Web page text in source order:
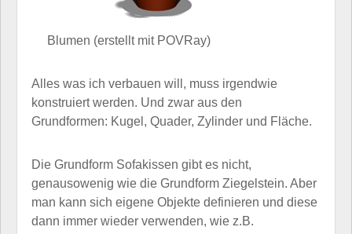
Blumen (erstellt mit POVRay)
Alles was ich verbauen will, muss irgendwie
konstruiert werden. Und zwar aus den
Grundformen: Kugel, Quader, Zylinder und Fläche.
Die Grundform Sofakissen gibt es nicht,
genausowenig wie die Grundform Ziegelstein. Aber
man kann sich eigene Objekte definieren und diese
dann immer wieder verwenden, wie z.B.